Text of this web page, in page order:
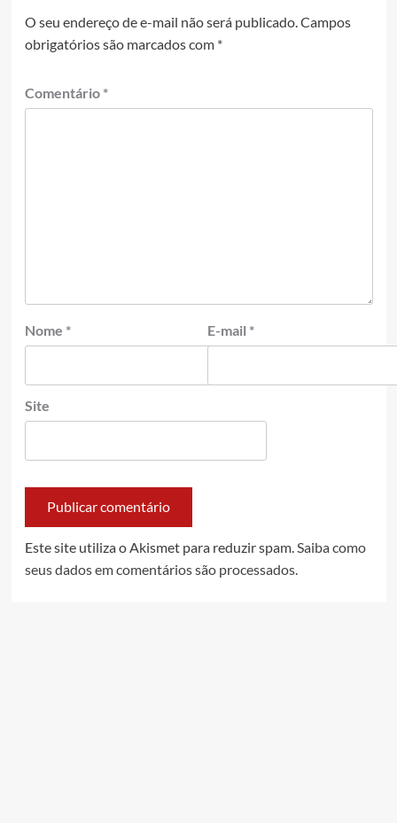
O seu endereço de e-mail não será publicado.Campos
obrigatórios são marcados com *
Comentário *
Nome * E-mail *
Site
Este site utiliza o Akismet para reduzir spam.Saiba como
seus dados em comentários são processados.